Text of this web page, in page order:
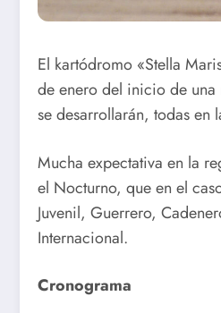
El kartódromo «Stella
de enero del inicio de una
se desarrollarán, todas en
Mucha expectativa en la
el Nocturno, que en el
Juvenil, Guerrero,
Internacional.
Cronograma